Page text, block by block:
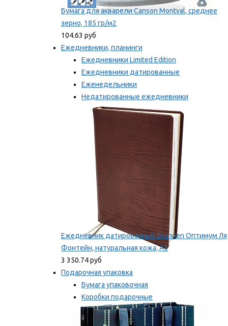
Бумага для акварели Canson Montval, среднее
зерно, 185 гр/м2
104.63 руб
Ежедневники, планинги
Ежедневники Limited Edition
Ежедневники датированные
Еженедельники
Недатированные ежедневники
Планинги
Мы рекомендуем
Ежедневник датированный Brunnen Оптимум Ля
Фонтейн, натуральная кожа, А5
3 350.74 руб
Подарочная упаковка
Бумага упаковочная
Коробки подарочные
Ленты, бобины
Мы рекомендуем